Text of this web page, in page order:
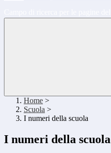
Home >
Scuola >
I numeri della scuola
I numeri della scuola